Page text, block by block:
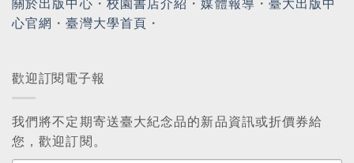
關於出版中心 ・ 校園書店介紹 ・媒體報導 ・ 臺大出版中
心官網 ・臺灣大學首頁 ・
歡迎訂閱電子報
我們將不定期寄送臺大紀念品的新品資訊或折價券給
您，歡迎訂閱。